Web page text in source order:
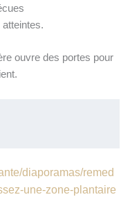
atteintes.
ouvre des portes pour
diaporamas/remed
une-zone-plantaire